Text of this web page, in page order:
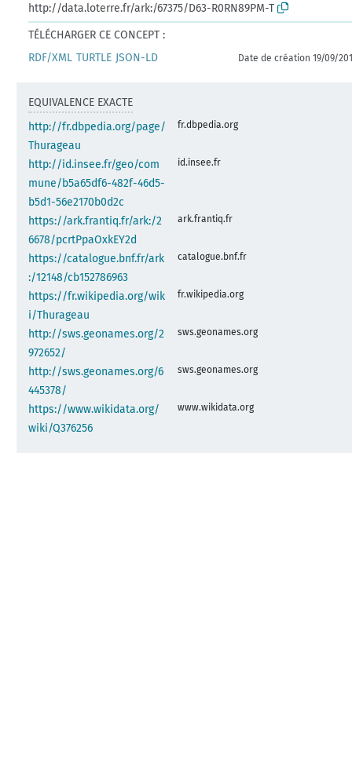
http://data.loterre.fr/ark:/67375/D63-R0RN89PM-T
TÉLÉCHARGER CE CONCEPT :
RDF/XML TURTLE JSON-LD Date de création 19/09/
EQUIVALENCE EXACTE
http://fr.dbpedia.org/page/
Thurageau
fr.dbpedia.org
http://id.insee.fr/geo/com
mune/b5a65df6-482f-46d5-
b5d1-56e2170b0d2c
id.insee.fr
https://ark.frantiq.fr/ark:/2
6678/pcrtPpaOxkEY2d
ark.frantiq.fr
https://catalogue.bnf.fr/ark
:/12148/cb152786963
catalogue.bnf.fr
https://fr.wikipedia.org/wik
i/Thurageau
fr.wikipedia.org
http://sws.geonames.org/2
972652/
sws.geonames.org
http://sws.geonames.org/6
445378/
sws.geonames.org
https://www.wikidata.org/
wiki/Q376256
www.wikidata.org